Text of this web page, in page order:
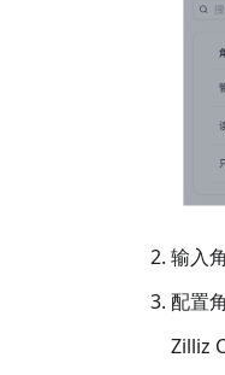
输入
配置
Zilliz